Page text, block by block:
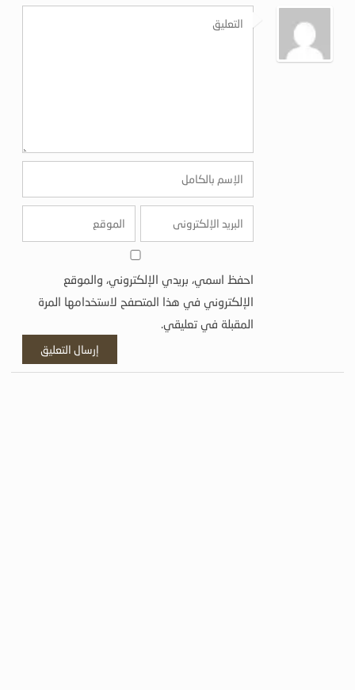
احفظ اسمي، بريدي الإلكتروني، والموقع
الإلكتروني في هذا المتصفح لاستخدامها المرة
المقبلة في تعليقي.